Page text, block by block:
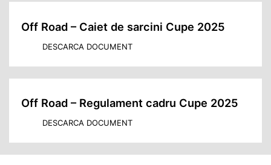
Off Road – Caiet de sarcini Cupe 2025
DESCARCA DOCUMENT
Off Road – Regulament cadru Cupe 2025
DESCARCA DOCUMENT